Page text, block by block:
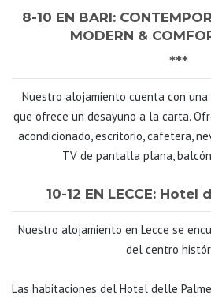
8-10 EN BARI:
MODERN &
***
Nuestro alojamiento cuenta con una
que ofrece un desayuno a la carta.
acondicionado, escritorio, cafetera,
TV de pantalla plana,
10-12 EN LECCE: Hotel
Nuestro alojamiento en Lecce se
del centro
Las habitaciones del Hotel delle